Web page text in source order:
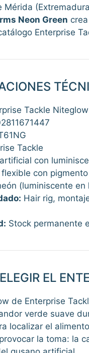
Mérida
Neon Green
Enterprise
Tackle
Tackle
con
flexible con
(luminiscente en
Hair rig,
Stock permanente
EL
de Enterprise
verde suave
localizar el
la toma: la